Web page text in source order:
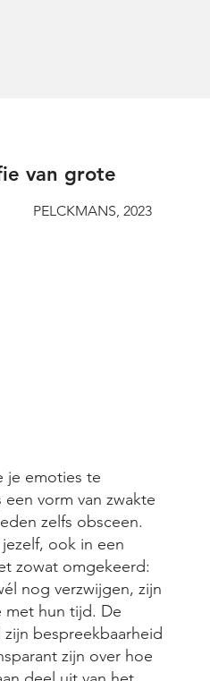
van grote
PELCKMANS, 2023
je emoties te
vorm van zwakte
zelfs obsceen.
ook in een
zowat omgekeerd:
nog verzwijgen, zijn
met hun tijd. De
bespreekbaarheid
zijn over hoe